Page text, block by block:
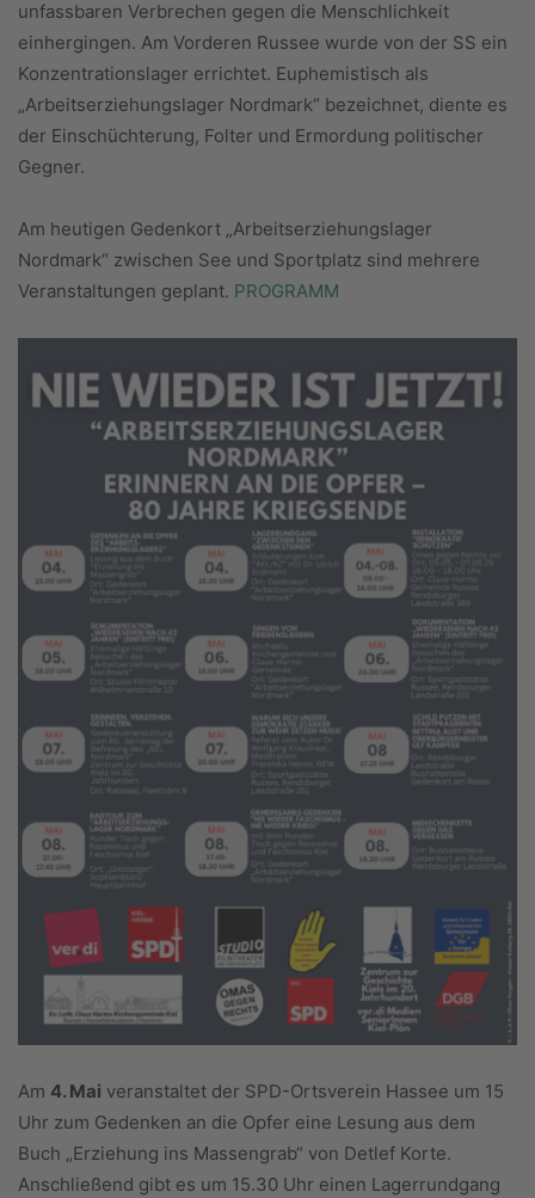
unfassbaren Verbrechen gegen die Menschlichkeit
einhergingen. Am Vorderen Russee wurde von der SS ein
Konzentrationslager errichtet. Euphemistisch als
„Arbeitserziehungslager Nordmark“ bezeichnet, diente es
der Einschüchterung, Folter und Ermordung politischer
Gegner.
Am heutigen Gedenkort „Arbeitserziehungslager
Nordmark“ zwischen See und Sportplatz sind mehrere
Veranstaltungen geplant. PROGRAMM
Am 4. Mai veranstaltet der SPD-Ortsverein Hassee um 15
Uhr zum Gedenken an die Opfer eine Lesung aus dem
Buch „Erziehung ins Massengrab“ von Detlef Korte.
Anschließend gibt es um 15.30 Uhr einen Lagerrundgang